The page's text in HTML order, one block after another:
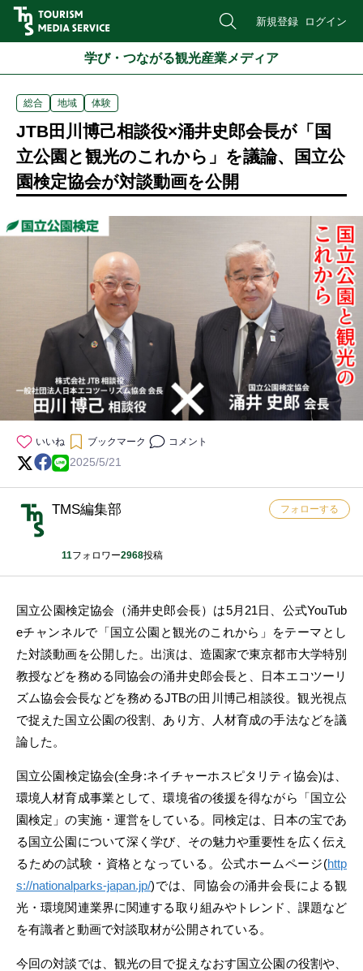
新規登録 ログイン
学び・つながる観光産業メディア
総合 地域 体験
JTB田川博己相談役×涌井史郎会長が「国
立公園と観光のこれから」を議論、国立公
園検定協会が対談動画を公開
いいね ブックマーク コメント
2025/5/21
TMS編集部
11フォロワー2968投稿
フォローする
国立公園検定協会（涌井史郎会長）は5月21日、公式YouTub
eチャンネルで「国立公園と観光のこれから」をテーマとし
た対談動画を公開した。出演は、造園家で東京都市大学特別
教授などを務める同協会の涌井史郎会長と、日本エコツーリ
ズム協会会長などを務めるJTBの田川博己相談役。観光視点
で捉えた国立公園の役割、あり方、人材育成の手法などを議
論した。
国立公園検定協会(全身:ネイチャーホスピタリティ協会)は、
環境人材育成事業として、環境省の後援を得ながら「国立公
園検定」の実施・運営をしている。同検定は、日本の宝であ
る国立公園について深く学び、その魅力や重要性を広く伝え
るための試験・資格となっている。公式ホームページ(http
s://nationalparks-japan.jp/)では、同協会の涌井会長による観
光・環境関連業界に関連する取り組みやトレンド、課題など
を有識者と動画で対談取材が公開されている。
今回の対談では、観光の目で捉えなおす国立公園の役割や、